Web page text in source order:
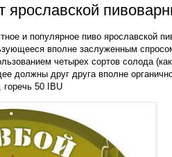
ярославской
и популярное пиво ярославской
вполне заслуженным
четырех сортов солода
должны друг друга вполне
50 IBU